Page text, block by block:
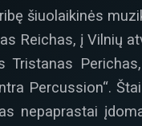
šiuolaikinės
Reichas, į Vilnių
Tristanas
Percussion“.
nepaprastai